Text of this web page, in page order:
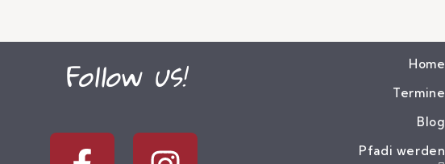
Follow us!
Home
Termine
Blog
Pfadi werden